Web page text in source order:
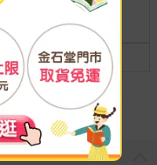
年
別
學習漫畫